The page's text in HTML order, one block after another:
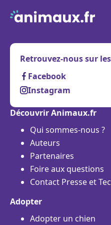
Retrouvez-nous sur
Facebook
Instagram
Découvrir Animaux.fr
Qui sommes-nous ?
Auteurs
Partenaires
Foire aux questions
Contact Presse et
Adopter
Adopter un chien